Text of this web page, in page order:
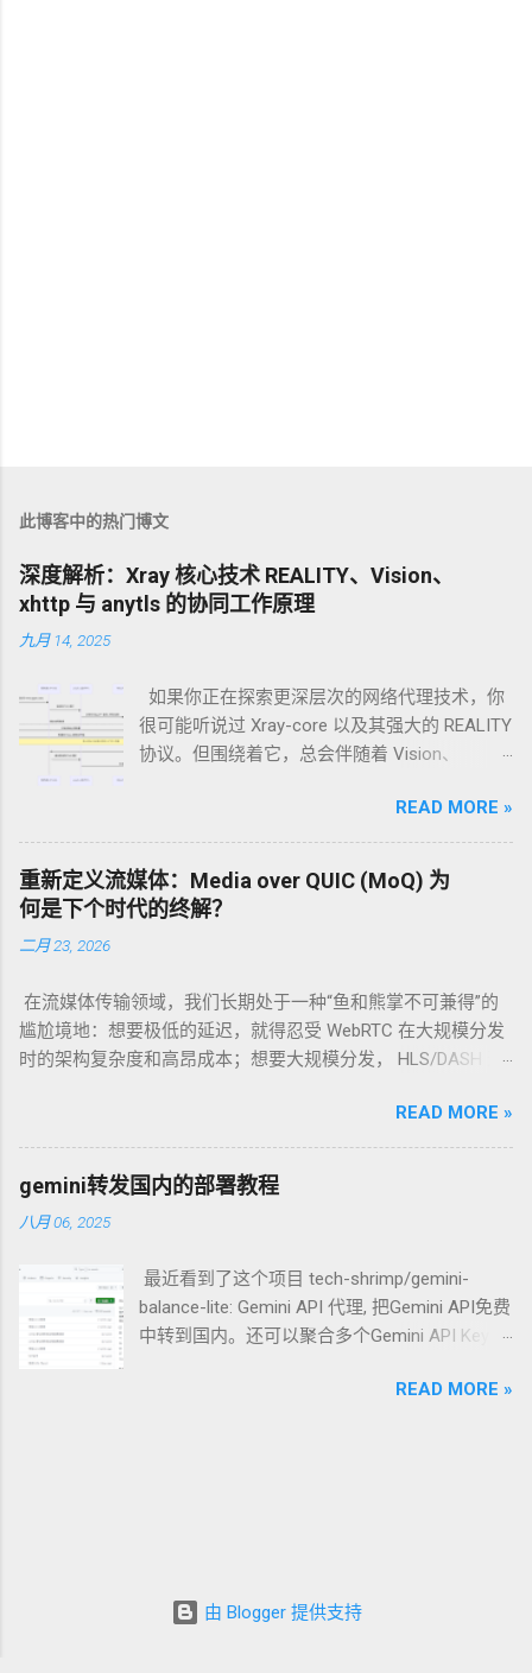
此博客中的热门博文
深度解析：Xray 核心技术 REALITY、Vision、
xhttp 与 anytls 的协同工作原理
九月 14, 2025
如果你正在探索更深层次的网络代理技术，你
很可能听说过 Xray-core 以及其强大的 REALITY
协议。但围绕着它，总会伴随着 Vision、
关系？各自扮演什么角色？我们能否将它们集
成在一个节点上，打造终极伪装？ 今天，我们
就来一次性说清楚。 核心观点：它们不是“四兄
弟”，而是一个“精英团队” 首先，我们需要明确
一个关键点：xhttp、REALITY、Vision 和 anytls
被配置在一个节点中协同工作，共同构建出一
个高度伪装、难以被识别的安全代理服务。 可
以集成吗？ 当然可以！ 一个典型的、强大的
和 xhttp 完美地集成在一起。而 anytls，则是实
现这一切的底层基石。 团队成员解析：每个技
术负责什么？ 为了更好地理解，让我们把建立
行证”与“目的地伪装” 角色 ：连接建立与身份伪
装的核心协议。 工作原理 ：REALITY 是整个方
案的灵魂。它的革命性之处在于“借用”一个真
书来完成握手。当你连接代理服务器时，在防
便予以放行。 2. Vision：你的“行为举止” 角色
READ MORE »
重新定义流媒体：Media over QUIC (MoQ) 为
何是下个时代的终解？
二月 23, 2026
在流媒体传输领域，我们长期处于一种“鱼和熊掌不可兼得”的
尴尬境地：想要极低的延迟，就得忍受 WebRTC 在大规模分发
时的架构复杂度和高昂成本；想要大规模分发， HLS/DASH 这
正式成为 RFC 9000 后，Google 及其背后的 IETF 工作组抛出了
一个新的答案： Media over QUIC (MoQ) 。它不仅仅是一个新
协议，更是一场关于“实时性”与“扩展性”如何统一的范式革命。
一、 历史的包袱：为什么我们需要 MoQ？ 在深入 MoQ 之前，
我们先看一眼现有的“两座大山”： RTMP/HTTP-FLV/HLS (基于
Blocking) 是实时性的天敌。一个数据包丢了，后续所有包都得
等，导致延迟瞬间堆积。 WebRTC (基于 UDP/SRTP) ： 痛点 ：
虽然快，但它设计初衷是 P2P 通信。在直播场景下，CDN 很难
对 WebRTC 进行高效的缓存和级联分发。此外，其复杂的握手
和状态机让开发者望而生畏。 MoQ 的出现，本质上是想利用
依然可以照常传输。 2. 不可靠传输的艺术 (Datagrams) 对于有
些实时音频，丢了就丢了，不需要重传。QUIC 提供的
READ MORE »
gemini转发国内的部署教程
八月 06, 2025
最近看到了这个项目 tech-shrimp/gemini-
balance-lite: Gemini API 代理, 把Gemini API免费
中转到国内。还可以聚合多个Gemini API Key，
Gemini API免费成倍增加。 今天来演示一下搭
服务商的dns解析即可 输入完成后点击
READ MORE »
由 Blogger 提供支持